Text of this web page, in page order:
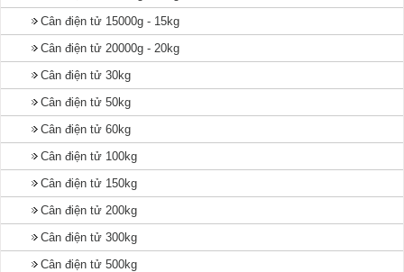
Cân điện tử 15000g - 15kg
Cân điện tử 20000g - 20kg
Cân điện tử 30kg
Cân điện tử 50kg
Cân điện tử 60kg
Cân điện tử 100kg
Cân điện tử 150kg
Cân điện tử 200kg
Cân điện tử 300kg
Cân điện tử 500kg